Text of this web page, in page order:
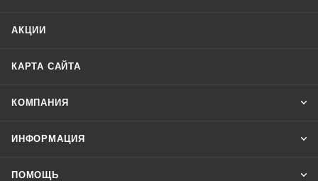
АКЦИИ
КАРТА САЙТА
КОМПАНИЯ
ИНФОРМАЦИЯ
ПОМОЩЬ